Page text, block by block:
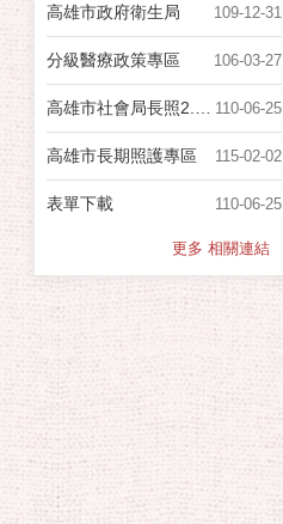
109-12-31
高雄市政府衛生局
106-03-27
分級醫療政策專區
110-06-25
高雄市社會局長照2.0專區
115-02-02
高雄市長期照護專區
110-06-25
表單下載
更多 相關連結